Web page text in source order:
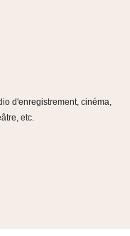
d'enregistrement, cinéma,
etc.